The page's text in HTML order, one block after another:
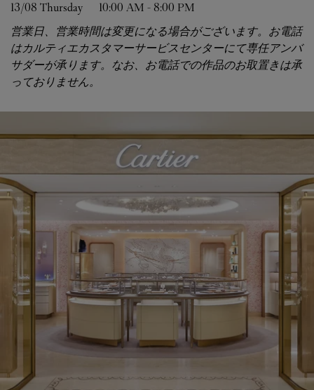
13/08 Thursday 10:00 AM - 8:00 PM
営業日、営業時間は変更になる場合がございます。お電話
はカルティエカスタマーサービスセンターにて専任アンバ
サダーが承ります。なお、お電話での作品のお取置きは承
っておりません。